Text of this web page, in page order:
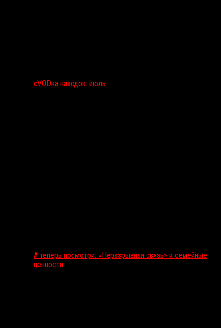
сVODка находок: июль
А теперь посмотри: «Неразрывная связь» и семейные
ценности